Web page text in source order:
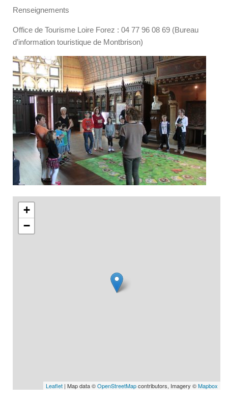
Renseignements
Office de Tourisme Loire Forez : 04 77 96 08 69 (Bureau
d’information touristique de Montbrison)
+
−
Leaflet | Map data ©OpenStreetMapcontributors, Imagery ©Mapbox